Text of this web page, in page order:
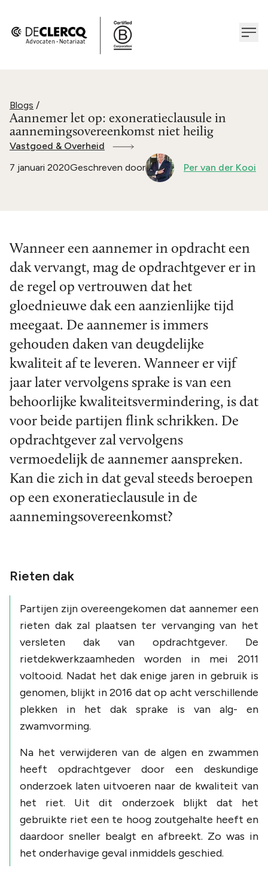
Blogs /
Aannemer let op: exoneratieclausule in
aannemingsovereenkomst niet heilig
Vastgoed & Overheid
7 januari 2020Geschreven door Per van der Kooi
Wanneer een aannemer in opdracht een
dak vervangt, mag de opdrachtgever er in
de regel op vertrouwen dat het
gloednieuwe dak een aanzienlijke tijd
meegaat. De aannemer is immers
gehouden daken van deugdelijke
kwaliteit af te leveren. Wanneer er vijf
jaar later vervolgens sprake is van een
behoorlijke kwaliteitsvermindering, is dat
voor beide partijen flink schrikken. De
opdrachtgever zal vervolgens
vermoedelijk de aannemer aanspreken.
Kan die zich in dat geval steeds beroepen
op een exoneratieclausule in de
aannemingsovereenkomst?
Rieten dak
Partijen zijn overeengekomen dat aannemer een
rieten dak zal plaatsen ter vervanging van het
versleten dak van opdrachtgever. De
rietdekwerkzaamheden worden in mei 2011
voltooid. Nadat het dak enige jaren in gebruik is
genomen, blijkt in 2016 dat op acht verschillende
plekken in het dak sprake is van alg- en
zwamvorming.
Na het verwijderen van de algen en zwammen
heeft opdrachtgever door een deskundige
onderzoek laten uitvoeren naar de kwaliteit van
het riet. Uit dit onderzoek blijkt dat het
gebruikte riet een te hoog zoutgehalte heeft en
daardoor sneller bealgt en afbreekt. Zo was in
het onderhavige geval inmiddels geschied.